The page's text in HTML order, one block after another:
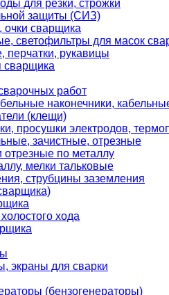
для резки, строжки
защиты (СИЗ)
очки сварщика
светофильтры для масок
перчатки, рукавицы
сварщика
работ
наконечники,
(клещи)
просушки электродов,
зачистные, отрезные
отрезные по металлу
мелки тальковые
струбцины заземления
хода
экраны для сварки
(бензогенераторы)